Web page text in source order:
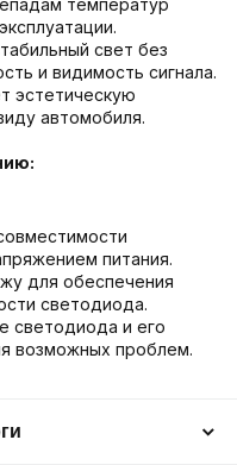
свет без
и видимость сигнала.
эстетическую
автомобиля.
питания.
для обеспечения
светодиода.
светодиода и его
возможных проблем.